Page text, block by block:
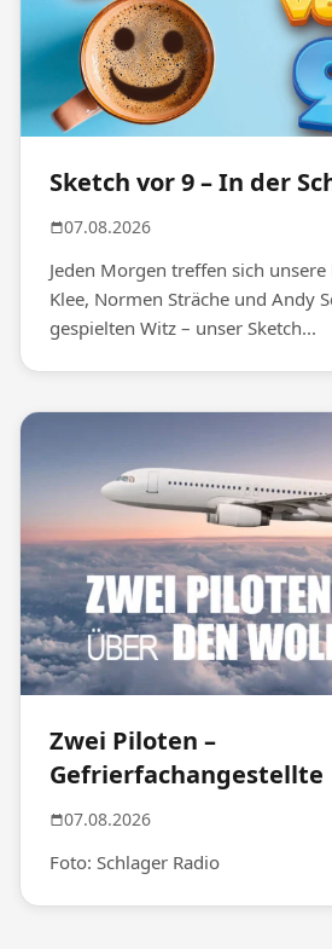
Sketch vor 9 – In der
07.08.2026
Jeden Morgen treffen sich
Klee, Normen Sträche und Andy
gespielten Witz – unser Sketch...
Zwei Piloten –
Gefrierfachangestellte
07.08.2026
Foto: Schlager Radio